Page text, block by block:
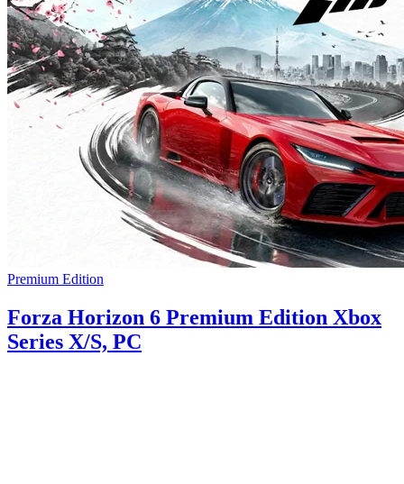
Premium Edition
Forza Horizon 6 Premium Edition Xbox
Series X/S, PC